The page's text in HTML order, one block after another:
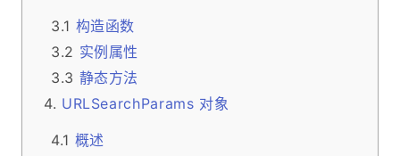
构造函数
实例属性
静态方法
URLSearchParams 对象
概述